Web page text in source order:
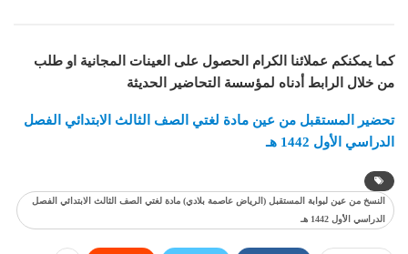
كما يمكنكم عملائنا الكرام الحصول على العينات المجانية او طلب
من خلال الرابط أدناه لمؤسسة التحاضير الحديثة
تحضير المستقبل من عين مادة لغتي الصف الثالث الابتدائي الفصل
الدراسي الأول 1442 هـ
النسخ من عين لبوابة المستقبل (الرياض عاصمة بلادي) مادة لغتي الصف الثالث الابتدائي الفصل
الدراسي الأول 1442 هـ